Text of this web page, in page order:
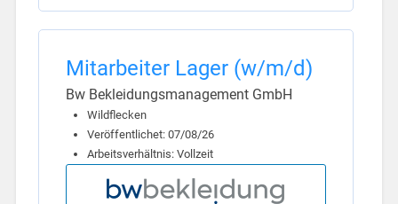
Mitarbeiter Lager (w/m/d)
Bw Bekleidungsmanagement GmbH
Wildflecken
Veröffentlichet: 07/08/26
Arbeitsverhältnis: Vollzeit